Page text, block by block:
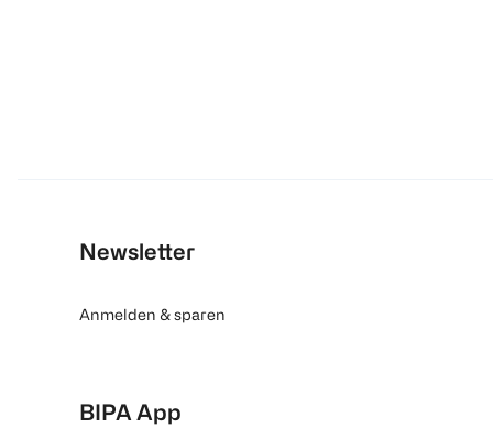
Newsletter
Anmelden & sparen
BIPA App